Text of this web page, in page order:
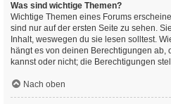
Was sind wichtige Themen?
Wichtige Themen eines Forums
sind nur auf der ersten Seite zu sehen.
Inhalt, weswegen du sie lesen solltest.
hängt es von deinen Berechtigungen ab,
kannst oder nicht; die Berechtigungen
Nach oben